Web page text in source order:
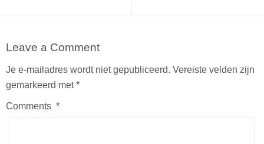
Leave a Comment
Je e-mailadres wordt niet gepubliceerd. Vereiste velden zijn
gemarkeerd met*
Comments *